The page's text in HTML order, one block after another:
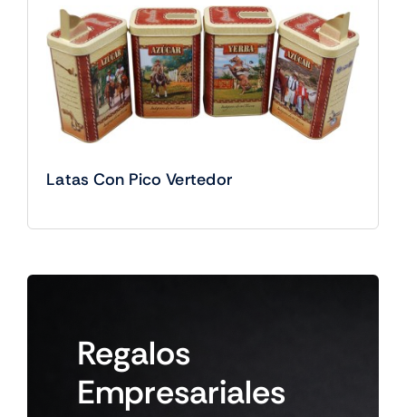
Latas Con Pico Vertedor
Regalos
Empresariales